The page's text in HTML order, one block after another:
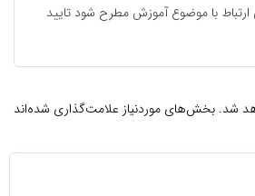
با موضوع آموزش مطرح شود تایید
شد. بخش‌های موردنیاز علامت‌گذاری شده‌اند